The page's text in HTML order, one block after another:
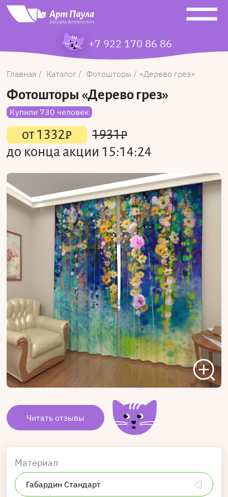
+7 922 170 86 86
Главная Каталог Фотошторы Дерево грез
Фотошторы «Дерево грез»
Купили 730 человек
от1332₽ 1931₽
до конца акции 15:14:24
Читать отзывы
Материал